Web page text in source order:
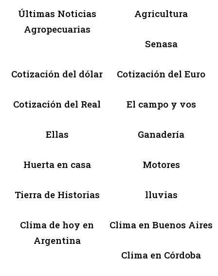
Últimas Noticias
Agropecuarias
Agricultura
Senasa
Cotización del dólar Cotización del Euro
Cotización del Real El campo y vos
Ellas Ganadería
Huerta en casa Motores
Tierra de Historias lluvias
Clima de hoy en
Argentina
Clima en Buenos Aires
Clima en Córdoba